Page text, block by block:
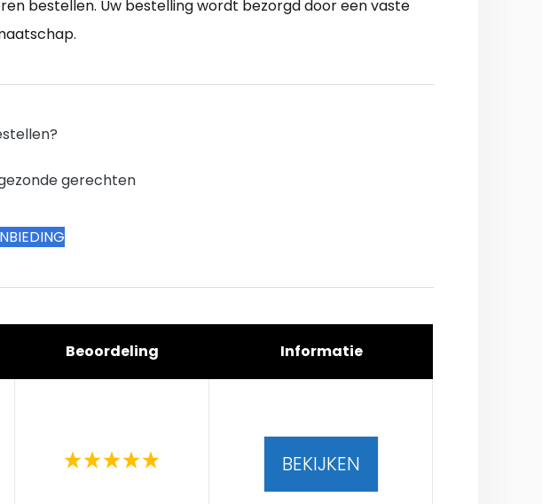
bestellen. Uw bestelling wordt bezorgd door een vaste
gerechten
Beoordeling Informatie
BEKIJKEN